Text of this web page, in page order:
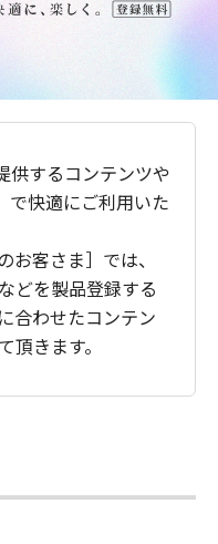
供するコンテンツや
で快適にご利用いた
お客さま］では、
どを製品登録する
合わせたコンテン
きます。